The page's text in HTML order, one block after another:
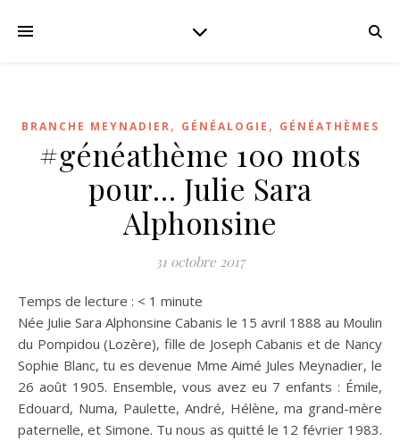
BRANCHE MEYNADIER, GÉNÉALOGIE , GÉNÉATHÈMES
#généathème 100 mots
pour… Julie Sara
Alphonsine
31 octobre 2017
Temps de lecture : < 1 minute
Née Julie Sara Alphonsine Cabanis le 15 avril 1888 au Moulin
du Pompidou (Lozère), fille de Joseph Cabanis et de Nancy
Sophie Blanc, tu es devenue Mme Aimé Jules Meynadier, le
26 août 1905. Ensemble, vous avez eu 7 enfants : Émile,
Edouard, Numa, Paulette, André, Hélène, ma grand-mère
paternelle, et Simone. Tu nous as quitté le 12 février 1983.